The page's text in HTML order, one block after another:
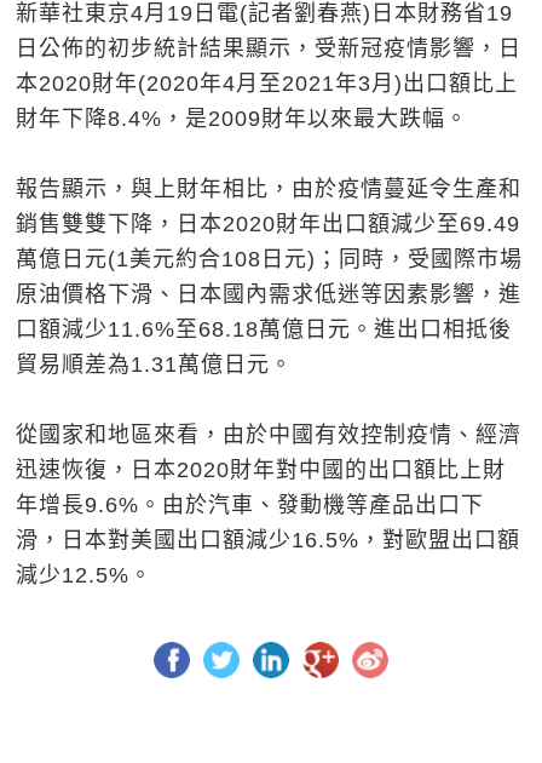
新華社東京4月19日電(記者劉春燕)日本財務省19
日公佈的初步統計結果顯示，受新冠疫情影響，日
本2020財年(2020年4月至2021年3月)出口額比上
財年下降8.4%，是2009財年以來最大跌幅。
報告顯示，與上財年相比，由於疫情蔓延令生產和
銷售雙雙下降，日本2020財年出口額減少至69.49
萬億日元(1美元約合108日元)；同時，受國際市場
原油價格下滑、日本國內需求低迷等因素影響，進
口額減少11.6%至68.18萬億日元。進出口相抵後
貿易順差為1.31萬億日元。
從國家和地區來看，由於中國有效控制疫情、經濟
迅速恢復，日本2020財年對中國的出口額比上財
年增長9.6%。由於汽車、發動機等產品出口下
滑，日本對美國出口額減少16.5%，對歐盟出口額
減少12.5%。